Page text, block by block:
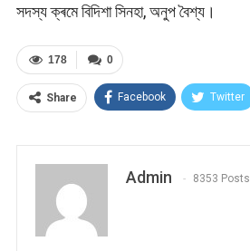
সদস্য ক্ৰমে বিদিশা সিনহা, অনুপ বৈশ্য।
0
178
Share Facebook Twitter
Admin 8353 Posts